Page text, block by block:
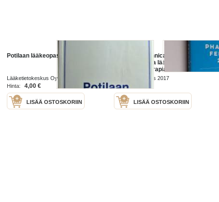
Potilaan lääkeopas
Lääketietokeskus Oy 1984
Hinta:
4,00 €
LISÄÄ OSTOSKORIIN
Pharmaca Fennica 2017 :
valmisteiden ja lääkeaineiden
perustiedot terapiaryhmittäin
Lääketietokeskus 2017
Hinta:
LISÄÄ OSTOSKORIIN